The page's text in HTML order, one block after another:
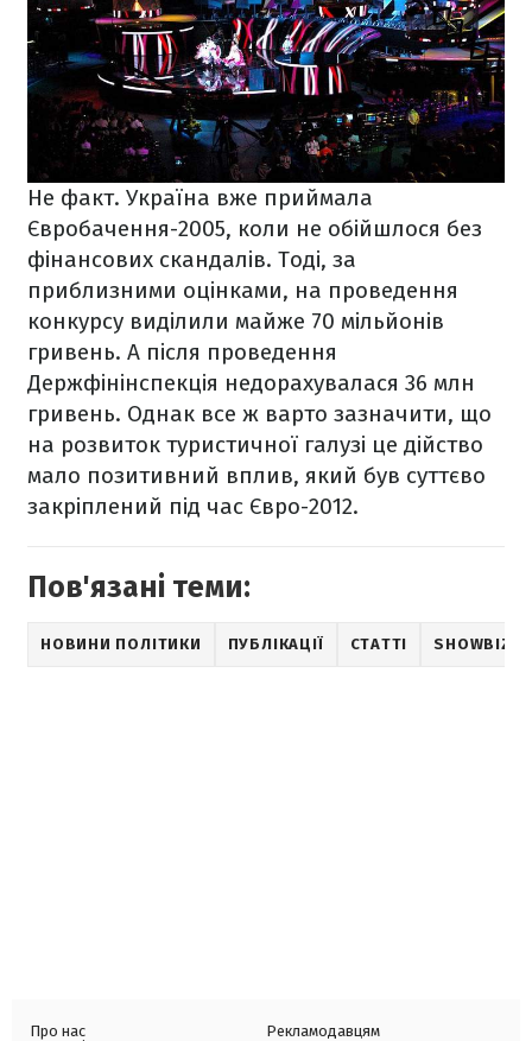
Не факт. Україна вже приймала
Євробачення-2005, коли не обійшлося без
фінансових скандалів. Тоді, за
приблизними оцінками, на проведення
конкурсу виділили майже 70 мільйонів
гривень. А після проведення
Держфінінспекція недорахувалася 36 млн
гривень. Однак все ж варто зазначити, що
на розвиток туристичної галузі це дійство
мало позитивний вплив, який був суттєво
закріплений під час Євро-2012.
Пов'язані теми:
НОВИНИ ПОЛІТИКИ ПУБЛІКАЦІЇ СТАТТІ SHOWBIZ
Про нас
Рекламодавцям